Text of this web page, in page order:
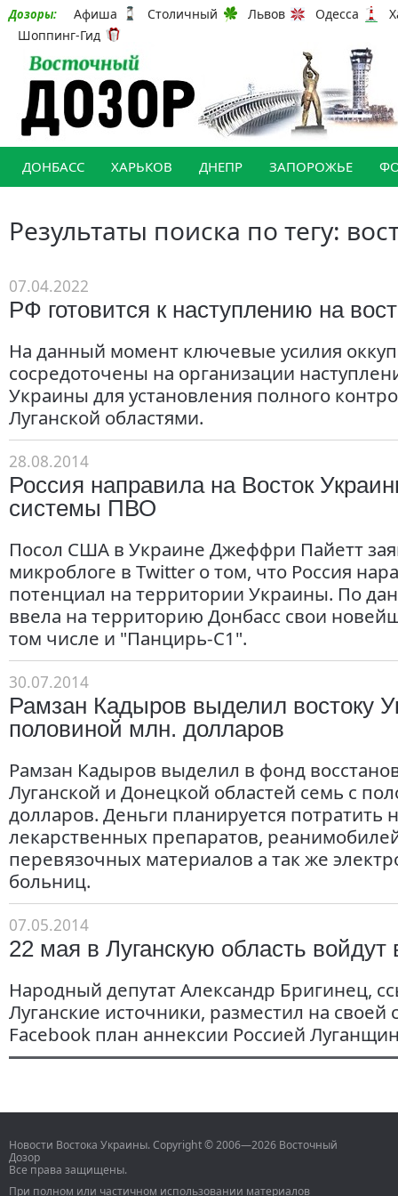
Дозоры: Афиша Столичный Львов Одесса
Шоппинг-Гид
ДОНБАСС ХАРЬКОВ ДНЕПР ЗАПОРОЖЬЕ
Результаты поиска по тегу:
07.04.2022
РФ готовится к наступлению на
На данный момент ключевые усилия
сосредоточены на организации
Украины для установления полного
Луганской областями.
28.08.2014
Россия направила на Восток
системы ПВО
Посол США в Украине Джеффри Пайетт
микроблоге в Twitter о том, что Россия
потенциал на территории Украины. По
ввела на территорию Донбасс свои
том числе и "Панцирь-С1".
30.07.2014
Рамзан Кадыров выделил востоку
половиной млн. долларов
Рамзан Кадыров выделил в фонд
Луганской и Донецкой областей семь с
долларов. Деньги планируется потратить
лекарственных препаратов,
перевязочных материалов а так же
больниц.
07.05.2014
22 мая в Луганскую область
Народный депутат Александр Бригинец,
Луганские источники, разместил на своей
Facebook план аннексии Россией
Новости Востока Украины. Copyright © 2006—2026 Восточный
Дозор
Все права защищены.
При полном или частичном использовании материалов